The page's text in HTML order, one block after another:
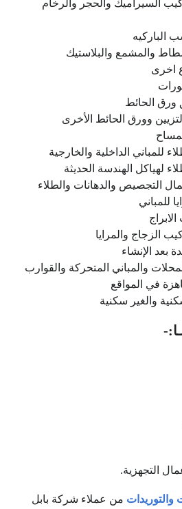
السيراميك والحجر والرخام
الباركيه
والمشمع والبلاستيك
اخرى
ورق الحائط
وورق الحائط الأخرى
للمباني الداخلية والخارجية
لهياكل الهندسة الحديثة
التجصيص والدهانات والطلاء
للمباني
الزجاج والمرايا
بعد الإنشاء
والمباني المتحركة والقوارب
في المواقع
والغير سكنية
التجهزية.
والتوريدات من عملاء شركة بابل